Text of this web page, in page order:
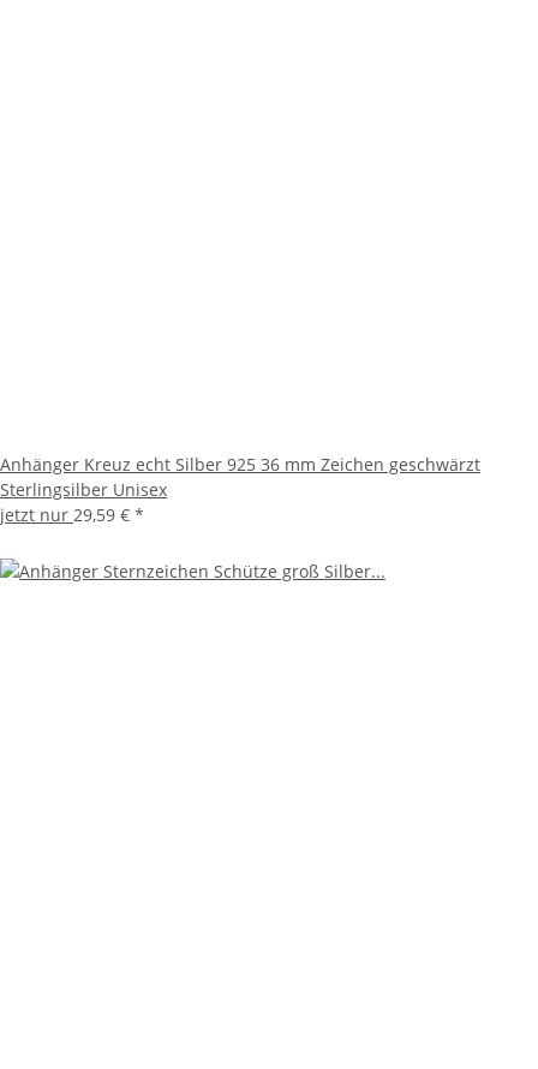
Anhänger Kreuz echt Silber 925 36 mm Zeichen geschwärzt
Sterlingsilber Unisex
jetzt nur 29,59 € *